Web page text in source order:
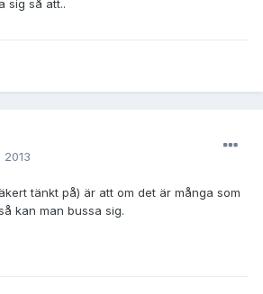
sig så att..
2013
tänkt på) är att om det är många som
kan man bussa sig.